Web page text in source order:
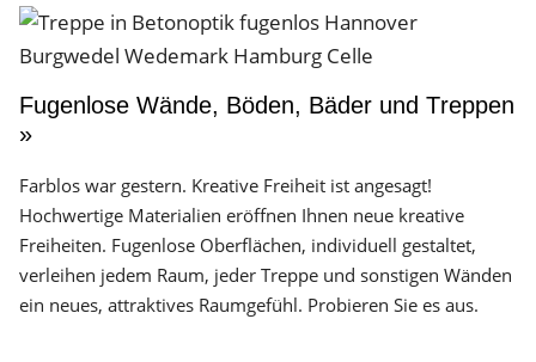
Fugenlose Wände, Böden, Bäder und Treppen
»
Farblos war gestern. Kreative Freiheit ist angesagt!
Hochwertige Materialien eröffnen Ihnen neue kreative
Freiheiten. Fugenlose Oberflächen, individuell gestaltet,
verleihen jedem Raum, jeder Treppe und sonstigen Wänden
ein neues, attraktives Raumgefühl. Probieren Sie es aus.